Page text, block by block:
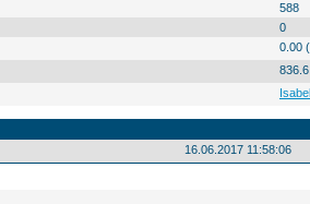
588
0
0.00
16.06.2017 11:58:06